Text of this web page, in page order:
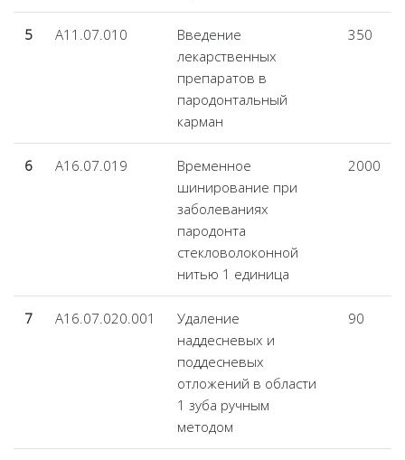
5 А11.07.010
Введение
лекарственных
препаратов в
пародонтальный
карман
350
6 А16.07.019
Временное
шинирование при
заболеваниях
пародонта
стекловолоконной
нитью 1 единица
2000
7 А16.07.020.001
Удаление
наддесневых и
поддесневых
отложений в области
1 зуба ручным
методом
90